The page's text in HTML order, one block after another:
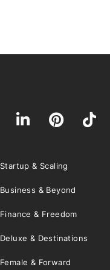
Startup & Scaling
Business & Beyond
Finance & Freedom
Deluxe & Destinations
Female & Forward